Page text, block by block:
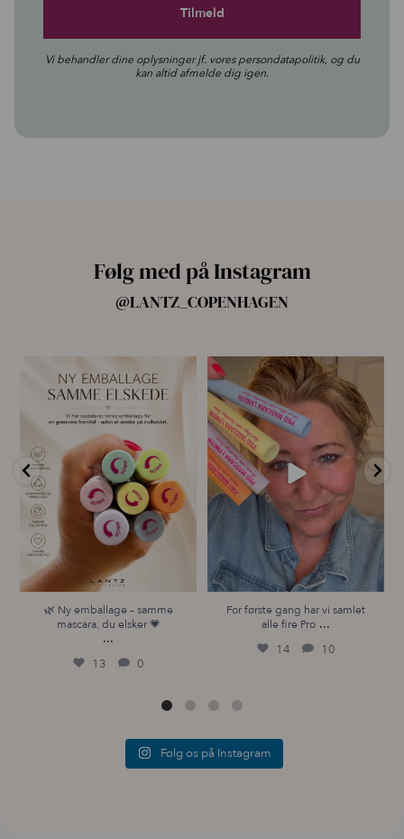
Vi behandler dine oplysninger jf. vorespersondatapolitik, og du
kan altid afmelde dig igen.
Følg med på Instagram
@LANTZ_COPENHAGEN
🌿 Ny emballage – samme
mascara, du elsker 💗
...
13
🌿 Ny emballage – samme
mascara, du elsker 💗
...
13 0
For første gang har vi samlet
alle fire Pro...
14
For første gang har vi samlet
alle fire Pro ...
14 10
Følg os på Instagram